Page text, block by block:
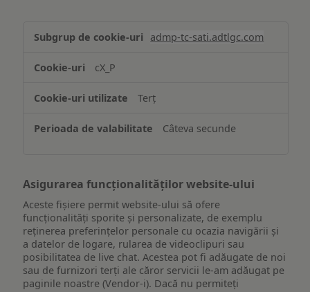
și/sau
informațiilor
pe
dispozitiv
admp-tc-sati.adtlgc.com
cX_P
Terț
Câteva secunde
Asigurarea funcționalităților website-ului
Aceste fișiere permit website-ului să ofere
funcționalități sporite și personalizate, de exemplu
reţinerea preferinţelor personale cu ocazia navigării și
a datelor de logare, rularea de videoclipuri sau
posibilitatea de live chat. Acestea pot fi adăugate de noi
sau de furnizori terți ale căror servicii le-am adăugat pe
paginile noastre (Vendor-i). Dacă nu permiteți